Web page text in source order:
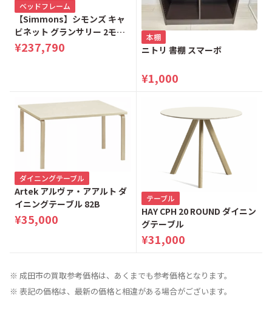
ベッドフレーム
【Simmons】シモンズ キャ
ビネット グランサリー 2モー
ター 電動リクライニングベッ
ド シングルベッド
¥237,790
本棚
ニトリ 書棚 スマーボ
¥1,000
ダイニングテーブル
Artek アルヴァ・アアルト ダ
イニングテーブル 82B
¥35,000
テーブル
HAY CPH 20 ROUND ダイニン
グテーブル
¥31,000
※ 成田市の買取参考価格は、あくまでも参考価格となります。
※ 表記の価格は、最新の価格と相違がある場合がございます。